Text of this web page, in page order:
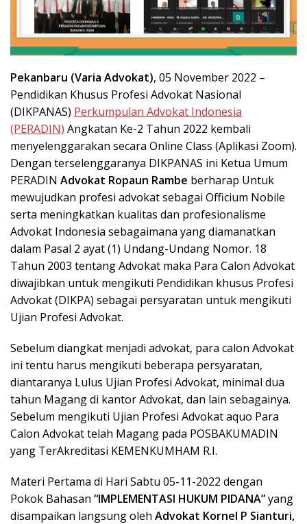
Pekanbaru (Varia Advokat), 05 November 2022 –
Pendidikan Khusus Profesi Advokat Nasional
(DIKPANAS) Perkumpulan Advokat Indonesia
(PERADIN) Angkatan Ke-2 Tahun 2022 kembali
menyelenggarakan secara Online Class (Aplikasi Zoom).
Dengan terselenggaranya DIKPANAS ini Ketua Umum
PERADIN Advokat Ropaun Rambe berharap Untuk
mewujudkan profesi advokat sebagai Officium Nobile
serta meningkatkan kualitas dan profesionalisme
Advokat Indonesia sebagaimana yang diamanatkan
dalam Pasal 2 ayat (1) Undang-Undang Nomor. 18
Tahun 2003 tentang Advokat maka Para Calon Advokat
diwajibkan untuk mengikuti Pendidikan khusus Profesi
Advokat (DIKPA) sebagai persyaratan untuk mengikuti
Ujian Profesi Advokat.
Sebelum diangkat menjadi advokat, para calon Advokat
ini tentu harus mengikuti beberapa persyaratan,
diantaranya Lulus Ujian Profesi Advokat, minimal dua
tahun Magang di kantor Advokat, dan lain sebagainya.
Sebelum mengikuti Ujian Profesi Advokat aquo Para
Calon Advokat telah Magang pada POSBAKUMADIN
yang TerAkreditasi KEMENKUMHAM R.I.
Materi Pertama di Hari Sabtu 05-11-2022 dengan
Pokok Bahasan “IMPLEMENTASI HUKUM PIDANA”yang
disampaikan langsung oleh Advokat Kornel P Sianturi,